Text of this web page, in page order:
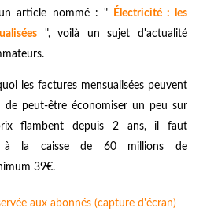
article nommé : "
Électricité : les
", voilà un sujet d'actualité
les factures mensualisées peuvent
de peut-être économiser un peu sur
flambent depuis 2 ans, il faut
à la caisse de 60 millions de
39€.